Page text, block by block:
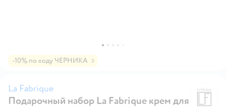
-10% по коду ЧЕРНИКА
La Fabrique
Подарочный набор La Fabrique крем для